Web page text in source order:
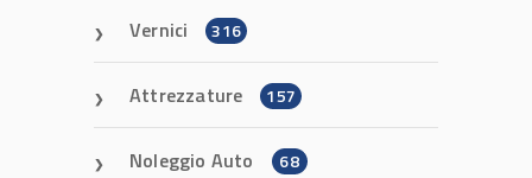
Vernici 316
Attrezzature 157
Noleggio Auto 68